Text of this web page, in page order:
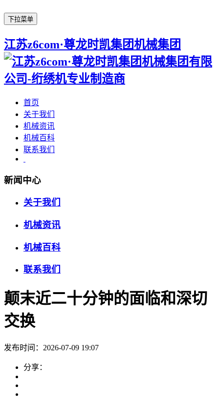
下拉菜单
江苏z6com·尊龙时凯集团机械集团
首页
关于我们
机械资讯
机械百科
联系我们
新闻中心
关于我们
机械资讯
机械百科
联系我们
颠末近二十分钟的面临和深切
交换
发布时间：2026-07-09 19:07
分享：